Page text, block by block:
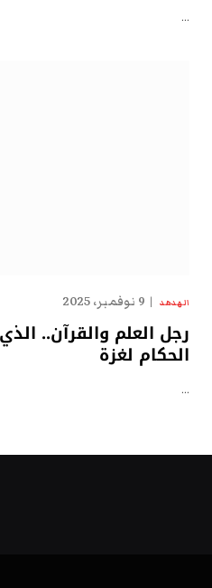
…
الهدهد 9 نوفمبر، 2025
رجل العلم والقرآن..
الحكام لغزة
…